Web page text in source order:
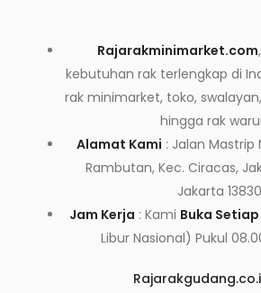
Rajarakminimarket.com
kebutuhan rak terlengkap di
rak minimarket, toko,
hingga rak
Alamat Kami : Jalan Mastrip
Rambutan, Kec. Ciracas,
Jakarta 13830
Jam Kerja : Kami Buka
Libur Nasional) Pukul